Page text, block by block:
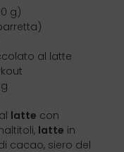
g)
al latte
latte con
latte in
cacao, siero del